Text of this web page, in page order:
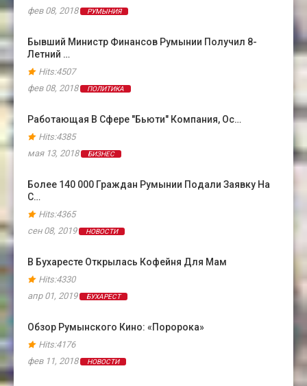
фев 08, 2018
РУМЫНИЯ
Бывший Министр Финансов Румынии Получил 8-
Летний …
Hits:4507
фев 08, 2018
ПОЛИТИКА
Работающая В Сфере "бьюти" Компания, Ос…
Hits:4385
мая 13, 2018
БИЗНЕС
Более 140 000 Граждан Румынии Подали Заявку На
С…
Hits:4365
сен 08, 2019
НОВОСТИ
В Бухаресте Открылась Кофейня Для Мам
Hits:4330
апр 01, 2019
БУХАРЕСТ
Обзор Румынского Кино: «Поророка»
Hits:4176
фев 11, 2018
НОВОСТИ